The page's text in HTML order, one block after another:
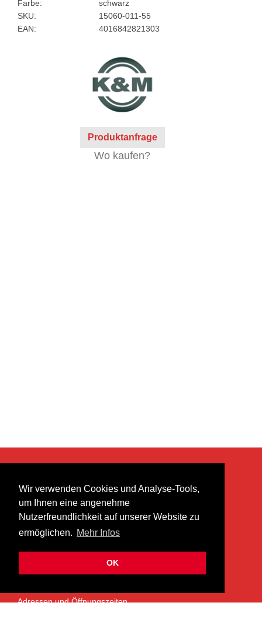
Wir verwenden Cookies und Analyse-Tools,
um Ihnen eine angenehme
Nutzerfreundlichkeit auf unserer Website zu
ermöglichen. Mehr Infos
OK
Farbe:
schwarz
SKU:
15060-011-55
EAN:
4016842821303
Produktanfrage
Wo kaufen?
heer musik ag
Lättenstrasse 35
8952 Schlieren
info@heermusic.com
ÜBER UNS
Adressen und Öffnungszeiten